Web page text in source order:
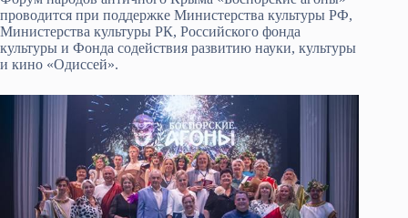
проводится при поддержке Министерства культуры РФ,
Министерства культуры РК, Российского фонда
культуры и Фонда содействия развитию науки, культуры
и кино «Одиссей».